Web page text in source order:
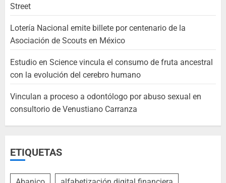
Street
Lotería Nacional emite billete por centenario de la
Asociación de Scouts en México
Estudio en Science vincula el consumo de fruta ancestral
con la evolución del cerebro humano
Vinculan a proceso a odontólogo por abuso sexual en
consultorio de Venustiano Carranza
ETIQUETAS